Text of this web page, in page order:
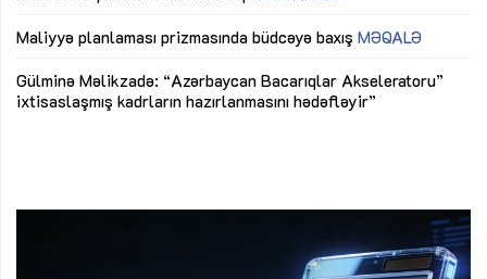
Maliyyə planlaması prizmasında büdcəyə baxış MƏQALƏ
Gülminə Məlikzadə: “Azərbaycan Bacarıqlar Akseleratoru”
ixtisaslaşmış kadrların hazırlanmasını hədəfləyir”